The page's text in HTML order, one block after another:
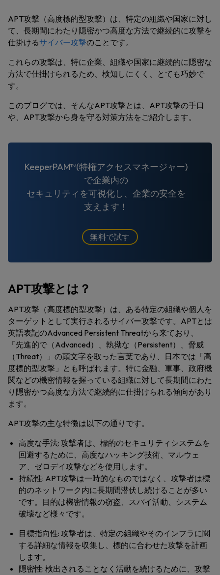
APT攻撃（高度標的型攻撃）は、特定の組織や国家に対し
て、長期間にわたり隠密かつ高度な方法で継続的に攻撃を
仕掛けるサイバー攻撃のことです。
これらの攻撃は、特に企業、組織や国家に継続的に隠密な
方法で仕掛けられるため、検知しにくく、とても巧妙で
す。
このブログでは、そんなAPT攻撃とは、APT攻撃の手口
や、APT攻撃から身を守る対策方法をご紹介します。
KeeperPAM™(特権アクセスマネージャー)
で企業内の
セキュリティを可視化し、企業の安全を
支えます！
無料で試す
APT攻撃とは？
APT攻撃（高度標的型攻撃）は、ある特定の組織や個人を
ターゲットとして実行されるサイバー攻撃です。APTとは
英語表記のAdvanced Persistent Threatから来ており、
「先進的で（Advanced）、執拗な（Persistent）、脅威
（Threat）」の頭文字を取った言葉であり、日本では「高
度標的型攻撃」とも呼ばれます。特に金融、軍事、政府機
関などの機密情報を握っている組織に対して長期間にわた
り隠密かつ高度な方法で継続的に仕掛けられる傾向があり
ます。
APT攻撃の主な特徴は以下の通りです。
高度な手法: 攻撃者は、標的のセキュリティシステムを
回避するために、高度なハッキング技術、マルウェ
ア、ゼロデイ攻撃などを使用します。
持続性: APT攻撃は一時的なものではなく、攻撃者は標
的のネットワーク内に長期間潜伏し続けることが多い
です。目的は機密情報の窃盗、スパイ活動、システム
破壊など様々です。
目標指向性: 攻撃者は、特定の組織やそのインフラに関
する詳細な情報を収集し、標的に合わせた攻撃を計画
します。
隠密性: 検出されることなく活動を続けるために、攻撃